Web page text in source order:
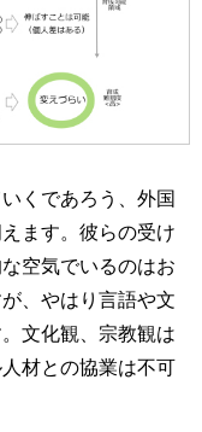
くであろう、外国
ます。彼らの受け
空気でいるのはお
、やはり言語や文
文化観、宗教観は
材との協業は不可